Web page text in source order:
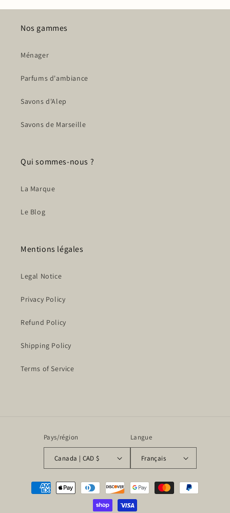
Nos gammes
Ménager
Parfums d'ambiance
Savons d'Alep
Savons de Marseille
Qui sommes-nous ?
La Marque
Le Blog
Mentions légales
Legal Notice
Privacy Policy
Refund Policy
Shipping Policy
Terms of Service
Pays/région
Canada | CAD $
Langue
Français
Moyens